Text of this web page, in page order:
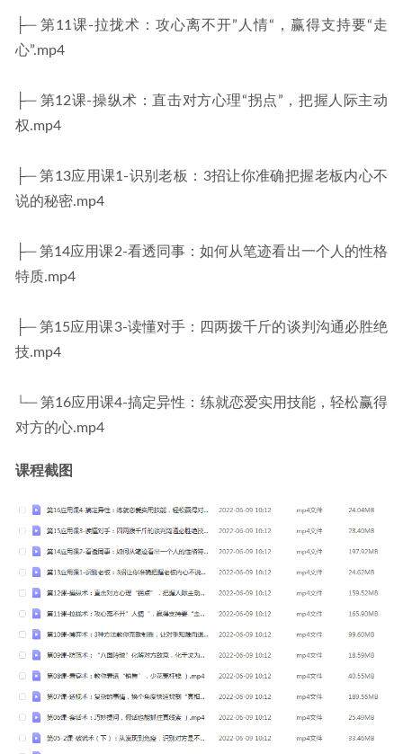
├─ 第11课-拉拢术：攻心离不开”人情“，赢得支持要“走
心”.mp4
├─ 第12课-操纵术：直击对方心理“拐点”，把握人际主动
权.mp4
├─ 第13应用课1-识别老板：3招让你准确把握老板内心不
说的秘密.mp4
├─ 第14应用课2-看透同事：如何从笔迹看出一个人的性格
特质.mp4
├─ 第15应用课3-读懂对手：四两拨千斤的谈判沟通必胜绝
技.mp4
└─ 第16应用课4-搞定异性：练就恋爱实用技能，轻松赢得
对方的心.mp4
课程截图